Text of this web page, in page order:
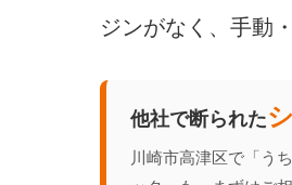
ジンがなく、手動
他社で断られた
川崎市高津区で「う